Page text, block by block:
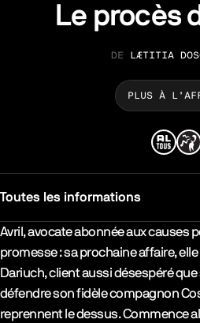
Le procès
RÉALISATION
LÆTITIA
PLUS À
Toutes les informations
Synopsys & Casting
Avril, avocate abonnée aux causes
promesse : sa prochaine affaire,
Dariuch, client aussi désespéré
défendre son fidèle compagnon
reprennent le dessus. Commence